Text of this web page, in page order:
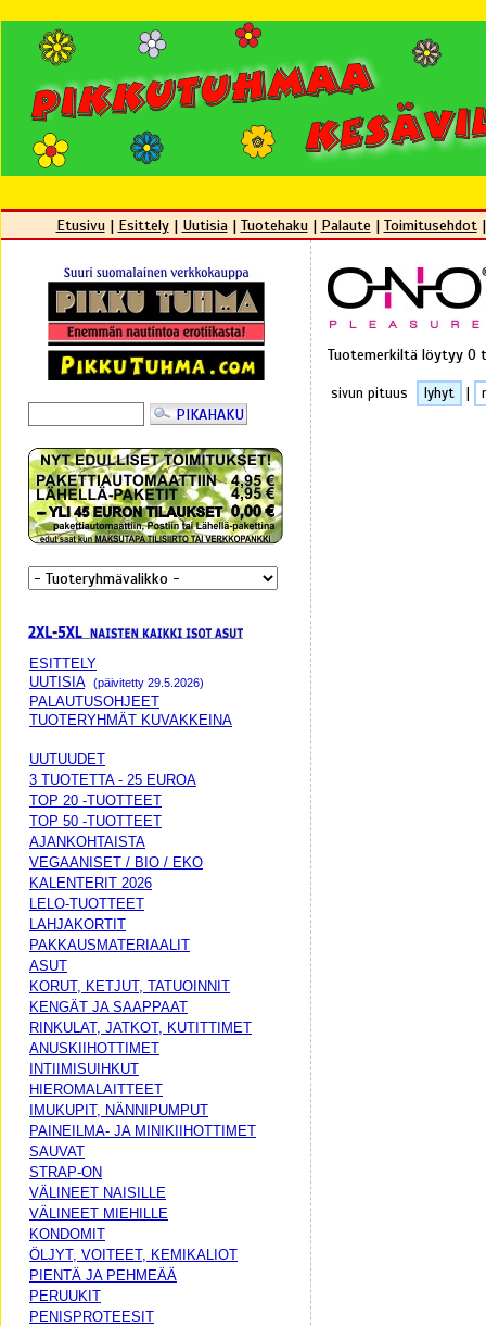
Etusivu| Esittely| Uutisia| Tuotehaku| Palaute | Toimitusehdot
ESITTELY
UUTISIA
(päivitetty 29.5.2026)
PALAUTUSOHJEET
TUOTERYHMÄT KUVAKKEINA
UUTUUDET
3 TUOTETTA - 25 EUROA
TOP 20 -TUOTTEET
TOP 50 -TUOTTEET
AJANKOHTAISTA
VEGAANISET / BIO / EKO
KALENTERIT 2026
LELO-TUOTTEET
LAHJAKORTIT
PAKKAUSMATERIAALIT
ASUT
KORUT, KETJUT, TATUOINNIT
KENGÄT JA SAAPPAAT
RINKULAT, JATKOT, KUTITTIMET
ANUSKIIHOTTIMET
INTIIMISUIHKUT
HIEROMALAITTEET
IMUKUPIT, NÄNNIPUMPUT
PAINEILMA- JA MINIKIIHOTTIMET
SAUVAT
STRAP-ON
VÄLINEET NAISILLE
VÄLINEET MIEHILLE
KONDOMIT
ÖLJYT, VOITEET, KEMIKALIOT
PIENTÄ JA PEHMEÄÄ
PERUUKIT
PENISPROTEESIT
Tuotemerkiltä löytyy 0
sivun pituus lyhyt